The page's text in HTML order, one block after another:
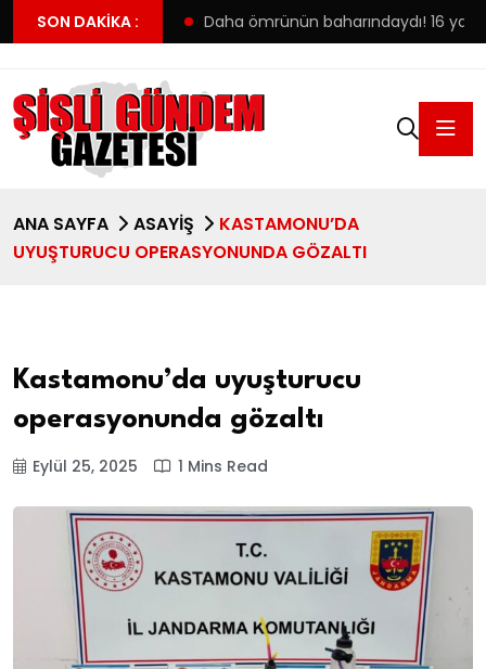
SON DAKIKA :
ilk tercihine yerleşti Daha ömrünün baharındaydı! 16
ANA SAYFA ASAYIŞ
KASTAMONU’DA
UYUŞTURUCU OPERASYONUNDA GÖZALTI
Kastamonu’da uyuşturucu
operasyonunda gözaltı
Eylül 25, 2025 1 Mins Read